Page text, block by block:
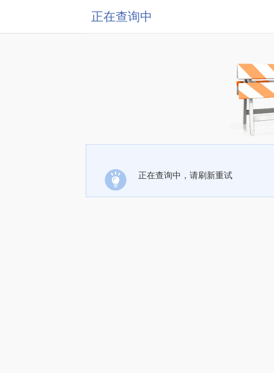
正在查询中
正在查询中，请刷新重试